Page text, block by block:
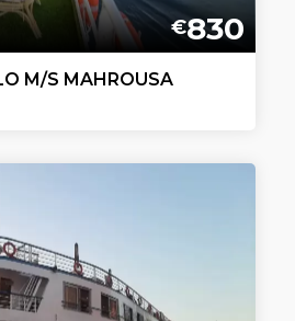
€830
M/S MAHROUSA